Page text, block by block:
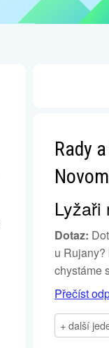
Rady
Lyžaři
Dotaz:
u
chystáme
Přečíst
+ další